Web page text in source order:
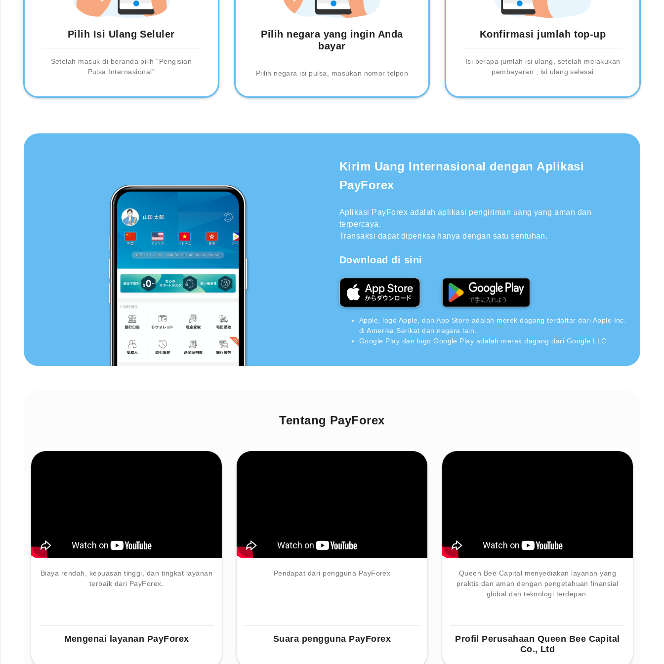
Pilih Isi Ulang Seluler
Setelah masuk di beranda pilih "Pengisian
Pulsa Internasional"
Pilih negara yang ingin Anda
bayar
Piilih negara isi pulsa, masukan nomor telpon
Konfirmasi jumlah top-up
Isi berapa jumlah isi ulang, setelah melakukan
pembayaran , isi ulang selesai
Kirim Uang Internasional dengan Aplikasi
PayForex
Aplikasi PayForex adalah aplikasi pengiriman uang yang aman dan
terpercaya.
Transaksi dapat diperiksa hanya dengan satu sentuhan.
Download di sini
Apple, logo Apple, dan App Store adalah merek dagang terdaftar dari Apple Inc.
di Amerika Serikat dan negara lain.
Google Play dan logo Google Play adalah merek dagang dari Google LLC.
Tentang PayForex
Biaya rendah, kepuasan tinggi, dan tingkat layanan
terbaik dari PayForex.
Mengenai layanan PayForex
Pendapat dari pengguna PayForex
Suara pengguna PayForex
Queen Bee Capital menyediakan layanan yang
praktis dan aman dengan pengetahuan finansial
global dan teknologi terdepan.
Profil Perusahaan Queen Bee Capital
Co., Ltd